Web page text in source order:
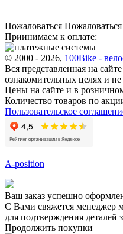
Пожаловаться Пожаловаться
Приинимаем к оплате:
© 2000 - 2026, 100Bike -
Вся представленная на
ознакомительных целях и
Цены на сайте и в
Количество товаров по
Пользовательское
A-position
Ваш заказ успешно
С Вами свяжется менеджер
для подтверждения деталей
Продолжить покупки